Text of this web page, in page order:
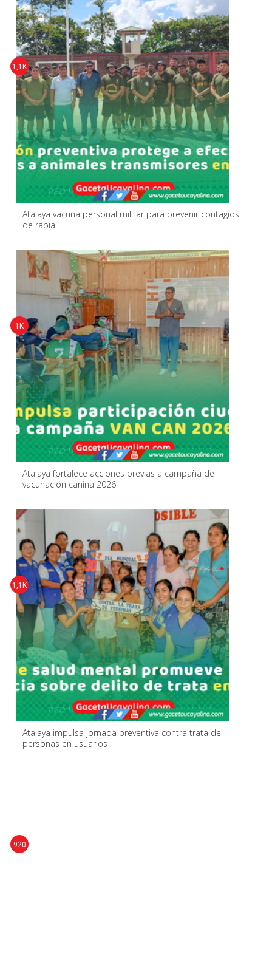
Atalaya vacuna personal militar para prevenir contagios
de rabia
1,1K
Atalaya fortalece acciones previas a campaña de
vacunación canina 2026
1K
Atalaya impulsa jornada preventiva contra trata de
personas en usuarios
1,1K
920